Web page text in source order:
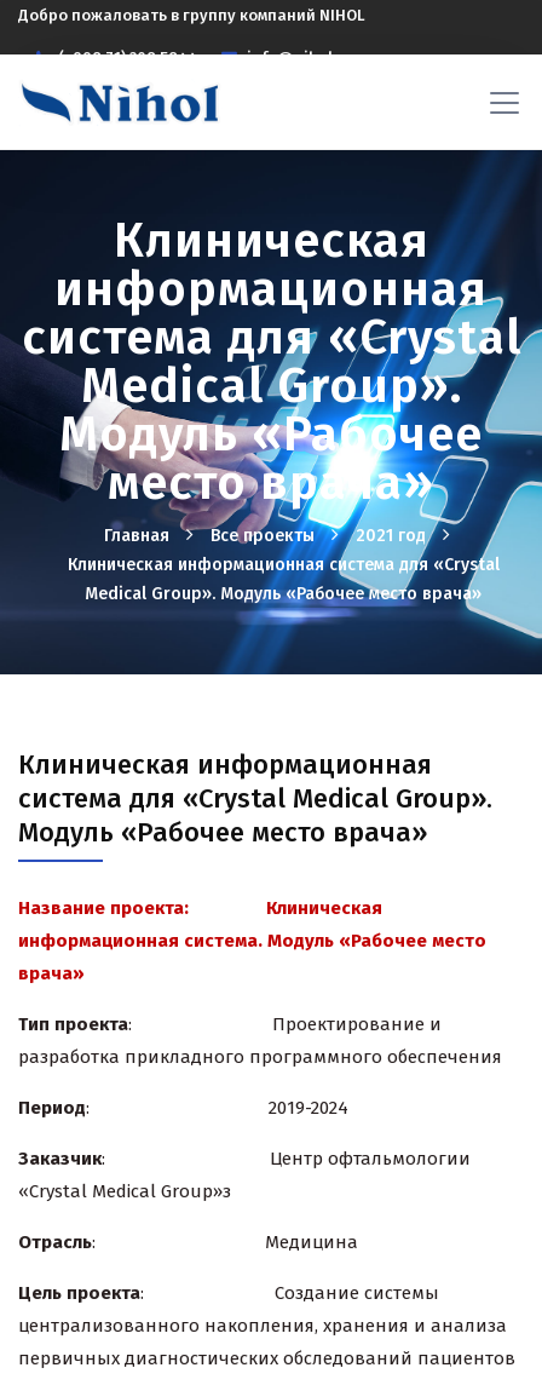
Добро пожаловать в группу компаний NIHOL
(+998 71) 208 5844 info@nihol.uz
Клиническая
информационная
система для «Crystal
Medical Group».
Модуль «Рабочее
место врача»
Главная Все проекты
2021 год
Клиническая информационная система для «Crystal
Medical Group». Модуль «Рабочее место врача»
Клиническая информационная
система для «Crystal Medical Group».
Модуль «Рабочее место врача»
Название проекта: Клиническая
информационная система. Модуль «Рабочее место
врача»
Тип проекта: Проектирование и
разработка прикладного программного обеспечения
Период: 2019-2024
Заказчик: Центр офтальмологии
«Crystal Medical Group»з
Отрасль: Медицина
Цель проекта: Создание системы
централизованного накопления, хранения и анализа
первичных диагностических обследований пациентов